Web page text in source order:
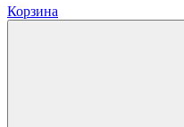
Корзина